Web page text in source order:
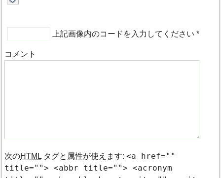
上記画像内のコードを入力してください *
コメント
次のHTML タグと属性が使えます:<a href=""
title=""> <abbr title=""> <acronym